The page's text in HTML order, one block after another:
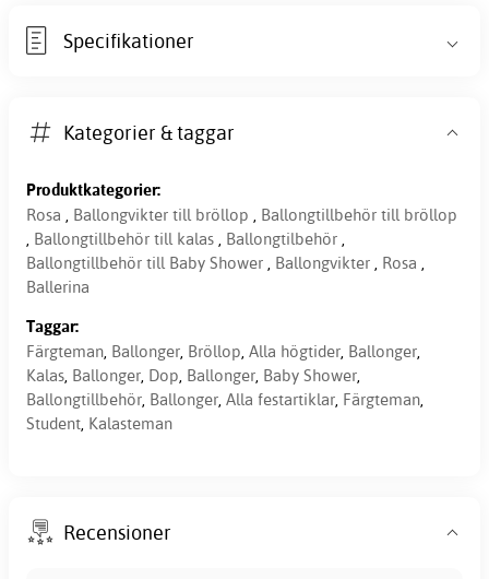
Specifikationer
Kategorier & taggar
Produktkategorier:
Rosa , Ballongvikter till bröllop , Ballongtillbehör till bröllop
, Ballongtillbehör till kalas , Ballongtilbehör ,
Ballongtillbehör till Baby Shower , Ballongvikter , Rosa ,
Ballerina
Taggar:
Färgteman, Ballonger, Bröllop, Alla högtider, Ballonger,
Kalas, Ballonger, Dop, Ballonger, Baby Shower,
Ballongtillbehör, Ballonger, Alla festartiklar, Färgteman,
Student, Kalasteman
Recensioner